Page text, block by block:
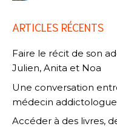
ARTICLES RÉCENTS
Faire le récit de son
Julien, Anita et Noa
Une conversation
médecin
Accéder à des livres,